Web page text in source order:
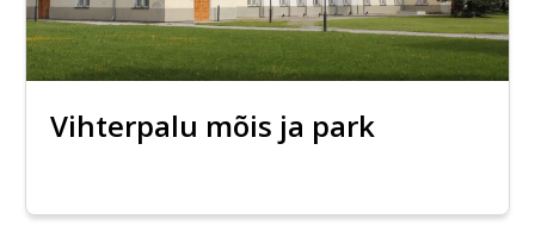
Vihterpalu mõis ja park